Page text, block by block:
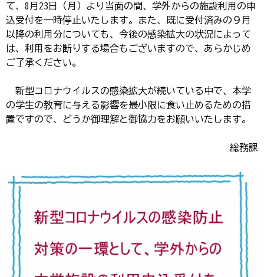
て、8月23日（月）より当面の間、学外からの施設利用の申
込受付を一時停止いたします。また、既に受付済みの９月
以降の利用分についても、今後の感染拡大の状況によって
は、利用をお断りする場合もございますので、あらかじめ
ご了承ください。
新型コロナウイルスの感染拡大が続いている中で、本学
の学生の教育に与える影響を最小限に食い止めるための措
置ですので、どうか御理解と御協力をお願いいたします。
総務課